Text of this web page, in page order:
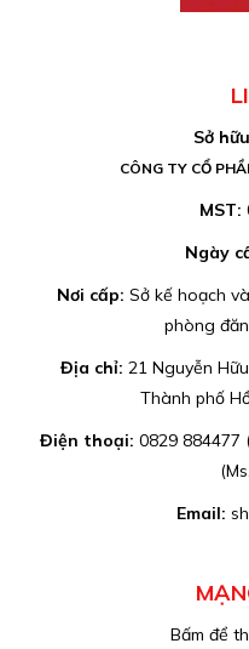
Sở
CÔNG TY CỔ
MST:
Ngày
Nơi cấp: Sở kế hoạch
phòng
Địa chỉ: 21 Nguyễn
Thành phố
Điện thoại: 0829 884477
Email:
Bấm để